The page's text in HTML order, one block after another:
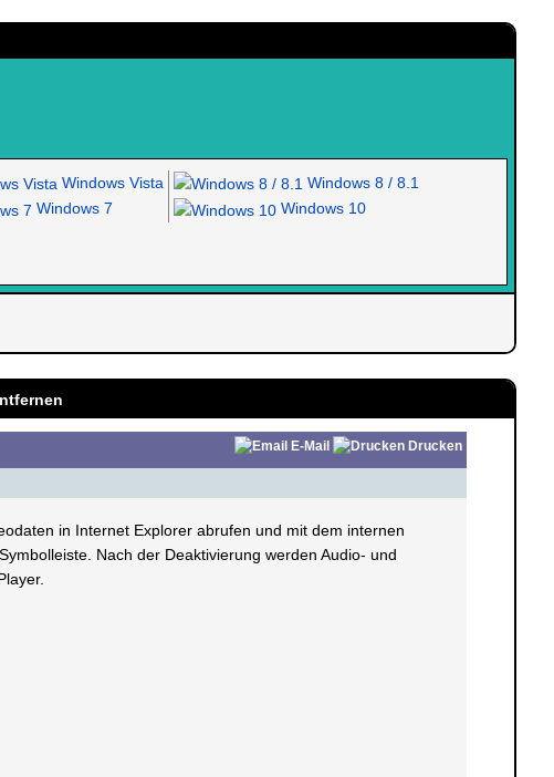
Windows Vista
Windows 7
Windows 8 / 8.1
Windows 10
E-Mail Drucken
in Internet Explorer abrufen und mit dem internen
Nach der Deaktivierung werden Audio- und